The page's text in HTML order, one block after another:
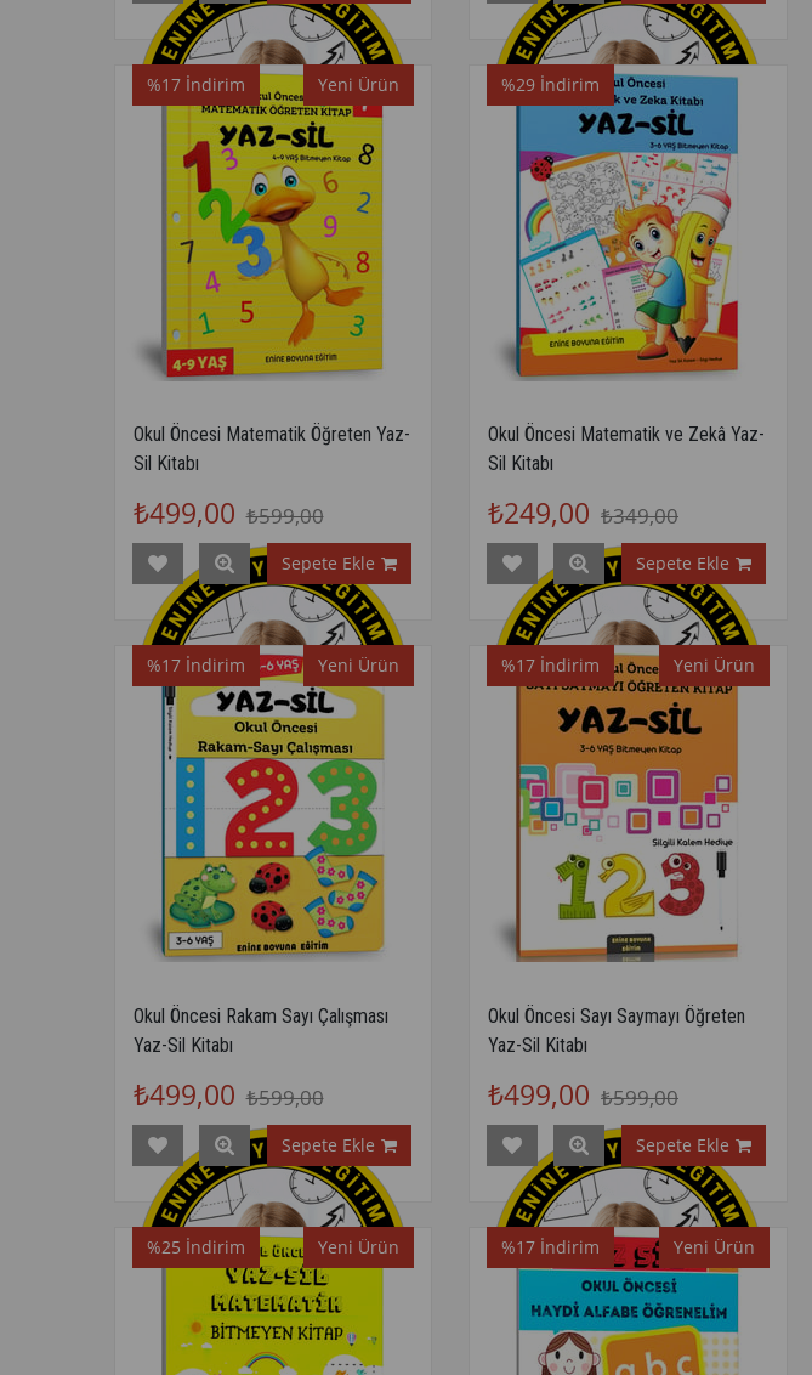
Okul Öncesi Matematik Öğreten Yaz-
Sil Kitabı
₺499,00 ₺599,00
Sepete Ekle
%17 İndirim Yeni Ürün
Okul Öncesi Matematik ve Zekâ Yaz-
Sil Kitabı
₺249,00 ₺349,00
Sepete Ekle
%29 İndirim
Okul Öncesi Rakam Sayı Çalışması
Yaz-Sil Kitabı
₺499,00 ₺599,00
Sepete Ekle
%17 İndirim Yeni Ürün
Okul Öncesi Sayı Saymayı Öğreten
Yaz-Sil Kitabı
₺499,00 ₺599,00
Sepete Ekle
%17 İndirim Yeni Ürün
%25 İndirim Yeni Ürün %17 İndirim Yeni Ürün